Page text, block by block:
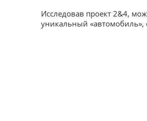
Исследовав проект 2&4,
уникальный «автомобиль»,